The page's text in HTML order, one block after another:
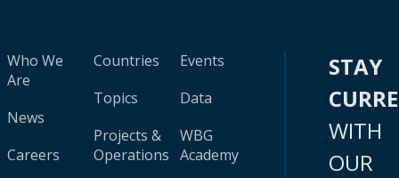
Who We
Are
News
Careers
Countries
Topics
Projects &
Operations
Events
Data
WBG
Academy
STAY
WITH
OUR